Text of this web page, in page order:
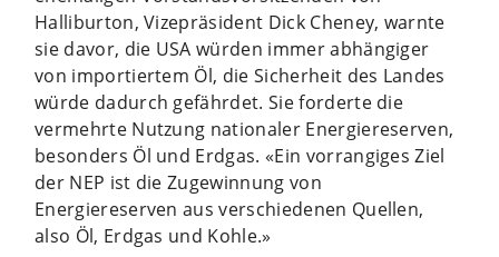
Halliburton, Vizepräsident Dick Cheney, warnte
sie davor, die USA würden immer abhängiger
von importiertem Öl, die Sicherheit des Landes
würde dadurch gefährdet. Sie forderte die
vermehrte Nutzung nationaler Energiereserven,
besonders Öl und Erdgas. «Ein vorrangiges Ziel
der NEP ist die Zugewinnung von
Energiereserven aus verschiedenen Quellen,
also Öl, Erdgas und Kohle.»